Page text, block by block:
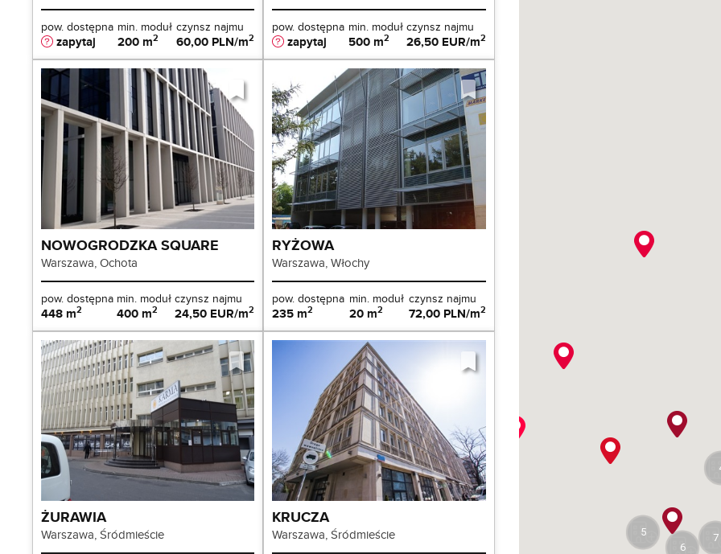
pow. dostępna
zapytaj
min. moduł
200 m2
czynsz najmu
60,00 PLN/m2
pow. dostępna
zapytaj
min. moduł
500 m2
czynsz najmu
26,50 EUR/m2
NOWOGRODZKA SQUARE
Warszawa, Ochota
pow. dostępna
448 m2
min. moduł
400 m2
czynsz najmu
24,50 EUR/m2
RYŻOWA
Warszawa, Włochy
pow. dostępna
235 m2
min. moduł
20 m2
czynsz najmu
72,00 PLN/m2
ŻURAWIA
Warszawa, Śródmieście
KRUCZA
Warszawa, Śródmieście
6
7
5